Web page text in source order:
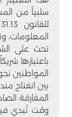
سلبياً من
للقانون 31.13
المعلومات،
تحث على
باعتبارها
المواطنين
بين انفتاح
المفارقة
وقت تُبدي